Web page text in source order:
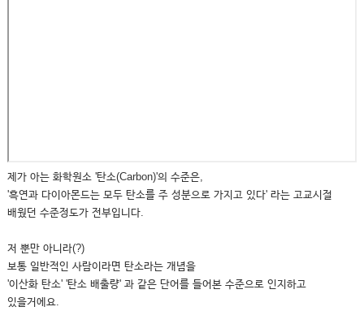
제가 아는 화학원소 '탄소(Carbon)'의 수준은,
'흑연과 다이아몬드는 모두 탄소를 주 성분으로 가지고 있다' 라는 고교시절
배웠던 수준정도가 전부입니다.
저 뿐만 아니라(?)
보통 일반적인 사람이라면 탄소라는 개념을
'이산화 탄소' '탄소 배출량' 과 같은 단어를 들어본 수준으로 인지하고
있을거에요.